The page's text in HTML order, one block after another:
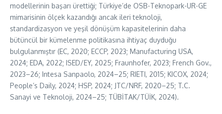
modellerinin başarı ürettiği; Türkiye’de OSB-Teknopark-UR-GE
mimarisinin ölçek kazandığı ancak ileri teknoloji,
standardizasyon ve yeşil dönüşüm kapasitelerinin daha
bütüncül bir kümelenme politikasına ihtiyaç duyduğu
bulgulanmıştır (EC, 2020; ECCP, 2023; Manufacturing USA,
2024; EDA, 2022; ISED/EY, 2025; Fraunhofer, 2023; French Gov.,
2023–26; Intesa Sanpaolo, 2024–25; RIETI, 2015; KICOX, 2024;
People’s Daily, 2024; HSP, 2024; JTC/NRF, 2020–25; T.C.
Sanayi ve Teknoloji, 2024–25; TÜBİTAK/TÜİK, 2024).